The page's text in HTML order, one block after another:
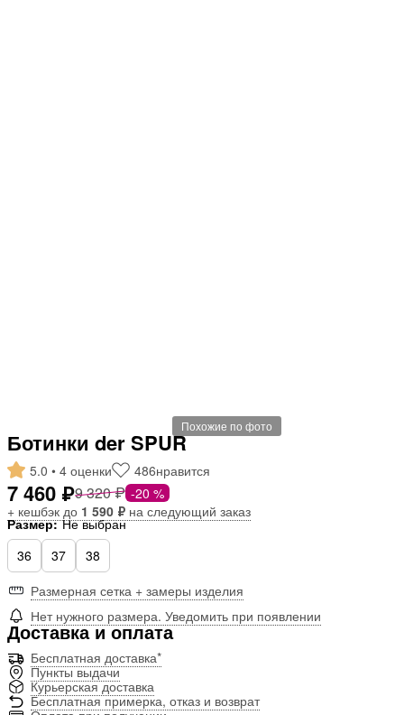
Похожие по фото
Ботинки der SPUR
5.0 • 4 оценки 486нравится
9 320 ₽ -20 %
7 460 ₽
+ кешбэк до 1 590 ₽ на следующий заказ
Размер: Не выбран
36
37
38
Размерная сетка + замеры изделия
Нет нужного размера. Уведомить при появлении
Доставка и оплата
Бесплатная доставка*
Пункты выдачи
Курьерская доставка
Бесплатная примерка, отказ и возврат